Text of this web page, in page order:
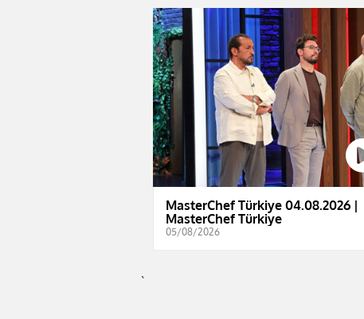
MasterChef Türkiye 04.08.2026 |
MasterChef Türkiye
05/08/2026
`